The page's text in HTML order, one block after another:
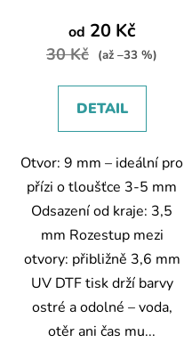
od 20 Kč
30 Kč (až –33 %)
DETAIL
Otvor: 9 mm – ideální pro
přízi o tloušťce 3-5 mm
Odsazení od kraje: 3,5
mm Rozestup mezi
otvory: přibližně 3,6 mm
UV DTF tisk drží barvy
ostré a odolné – voda,
otěr ani čas mu...